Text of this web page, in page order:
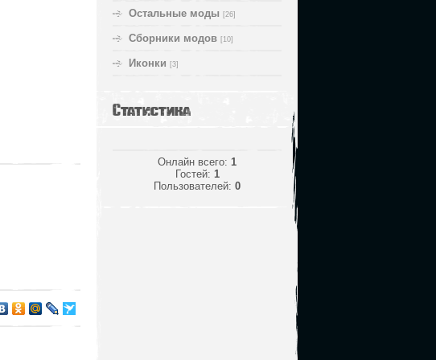
Остальные моды [26]
Сборники модов [10]
Иконки [3]
Статистика
Онлайн всего: 1
Гостей: 1
Пользователей: 0